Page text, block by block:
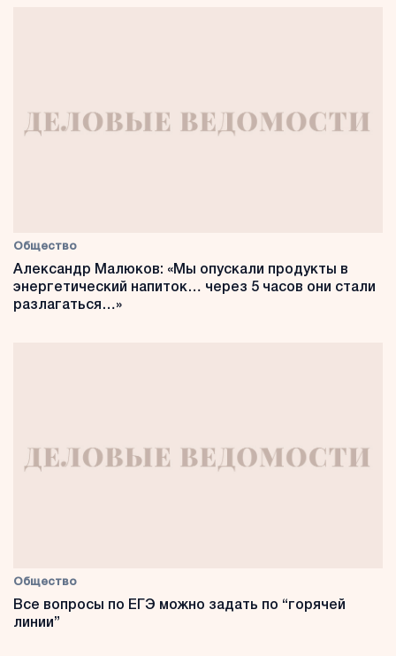
Общество
Александр Малюков: «Мы опускали продукты в
энергетический напиток… через 5 часов они стали
разлагаться…»
Общество
Все вопросы по ЕГЭ можно задать по “горячей
линии”